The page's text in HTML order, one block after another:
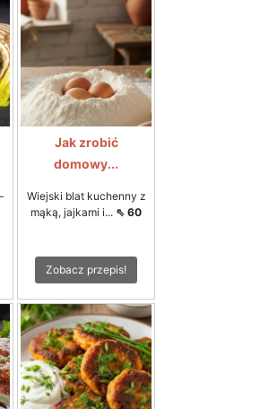
Jak zrobić
domowy...
Wiejski blat kuchenny z
mąką, jajkami i... ⇖ 60
Zobacz przepis!